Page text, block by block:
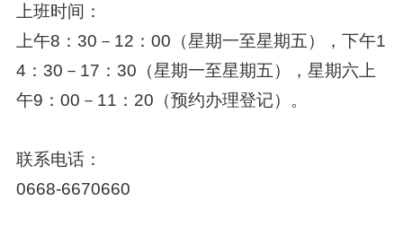
上班时间：
上午8：30－12：00（星期一至星期五），下午1
4：30－17：30（星期一至星期五），星期六上
午9：00－11：20（预约办理登记）。
联系电话：
0668-6670660